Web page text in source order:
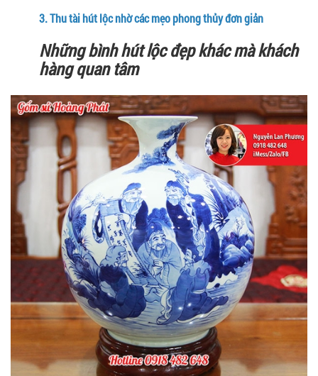
3.Thu tài hút lộc nhờ các mẹo phong thủy đơn giản
Những bình hút lộc đẹp khác mà khách
hàng quan tâm